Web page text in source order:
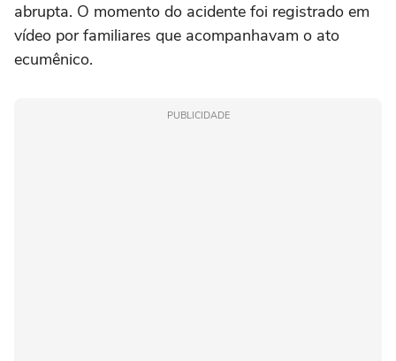
abrupta. O momento do acidente foi registrado em
vídeo por familiares que acompanhavam o ato
ecumênico.
PUBLICIDADE